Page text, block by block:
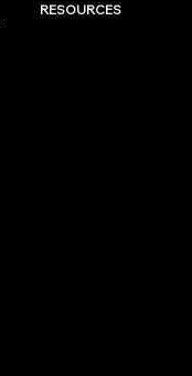
RESOURCES